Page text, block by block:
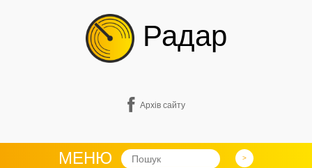
Радар
Архів сайту
МЕНЮ